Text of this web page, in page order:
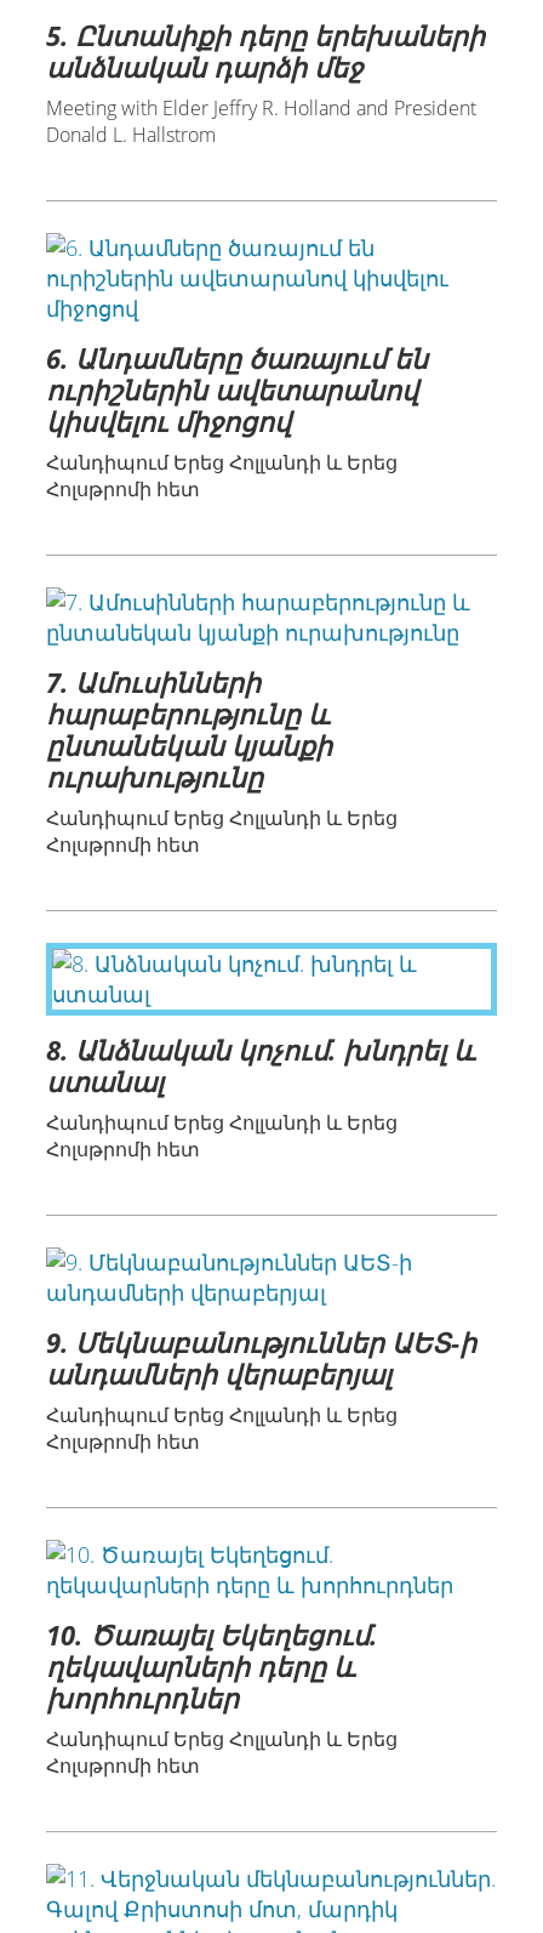
5. Ընտանիքի դերը երեխաների
անձնական դարձի մեջ
Meeting with Elder Jeffry R. Holland and President
Donald L. Hallstrom
6. Անդամները ծառայում են
ուրիշներին ավետարանով
կիսվելու միջոցով
Հանդիպում Երեց Հոլլանդի և Երեց
Հոլսթրոմի հետ
7. Ամուսինների
հարաբերությունը և
ընտանեկան կյանքի
ուրախությունը
Հանդիպում Երեց Հոլլանդի և Երեց
Հոլսթրոմի հետ
8. Անձնական կոչում. խնդրել և
ստանալ
Հանդիպում Երեց Հոլլանդի և Երեց
Հոլսթրոմի հետ
9. Մեկնաբանություններ ԱԵՏ-ի
անդամների վերաբերյալ
Հանդիպում Երեց Հոլլանդի և Երեց
Հոլսթրոմի հետ
10. Ծառայել Եկեղեցում.
ղեկավարների դերը և
խորհուրդներ
Հանդիպում Երեց Հոլլանդի և Երեց
Հոլսթրոմի հետ